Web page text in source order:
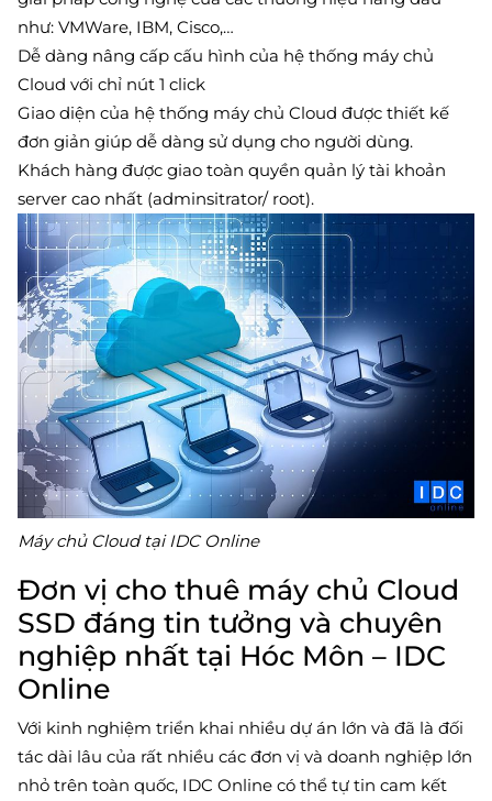
như: VMWare, IBM, Cisco,…
Dễ dàng nâng cấp cấu hình của hệ thống máy chủ
Cloud với chỉ nút 1 click
Giao diện của hệ thống máy chủ Cloud được thiết kế
đơn giản giúp dễ dàng sử dụng cho người dùng.
Khách hàng được giao toàn quyền quản lý tài khoản
server cao nhất (adminsitrator/ root).
Máy chủ Cloud tại IDC Online
Đơn vị cho thuê máy chủ Cloud
SSD đáng tin tưởng và chuyên
nghiệp nhất tại Hóc Môn – IDC
Online
Với kinh nghiệm triển khai nhiều dự án lớn và đã là đối
tác dài lâu của rất nhiều các đơn vị và doanh nghiệp lớn
nhỏ trên toàn quốc, IDC Online có thể tự tin cam kết